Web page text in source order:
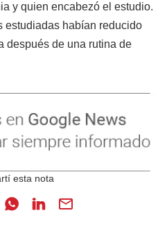
y quien encabezó el estudio.
estudiadas habían reducido
después de una rutina de